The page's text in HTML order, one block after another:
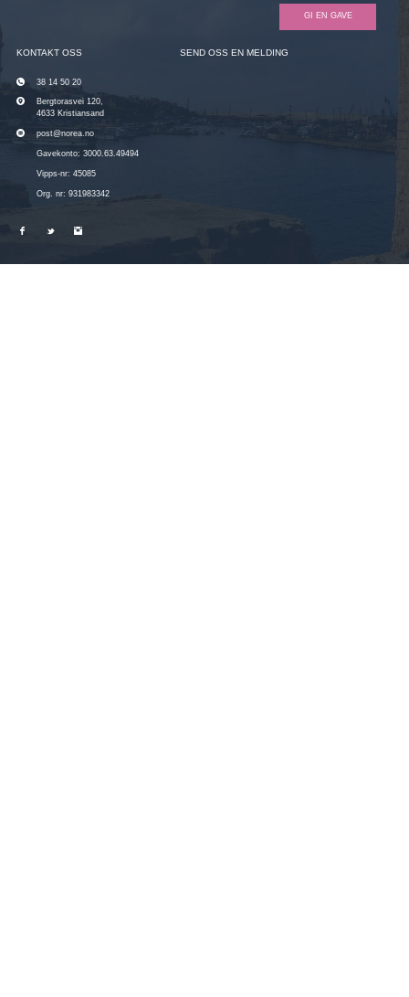
GI EN GAVE
KONTAKT OSS
38 14 50 20
Bergtorasvei 120,
4633 Kristiansand
post@norea.no
Gavekonto: 3000.63.49494
Vipps-nr: 45085
Org. nr: 931983342
SEND OSS EN MELDING